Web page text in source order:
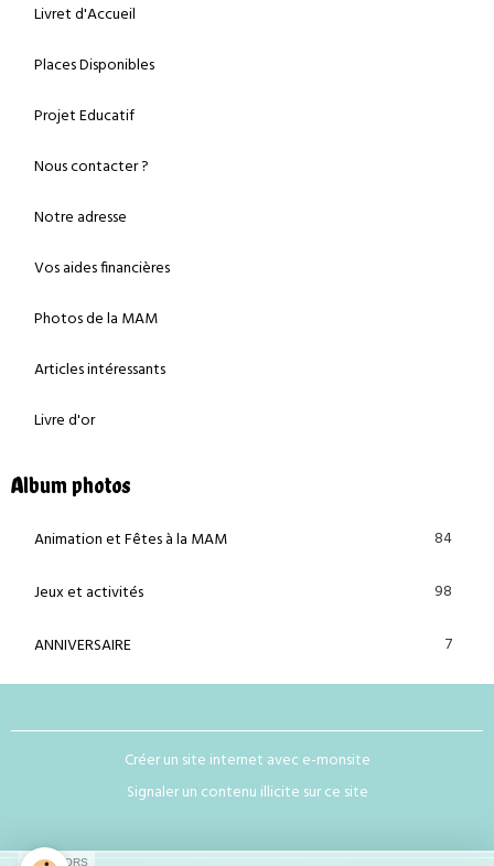
Livret d'Accueil
Places Disponibles
Projet Educatif
Nous contacter ?
Notre adresse
Vos aides financières
Photos de la MAM
Articles intéressants
Livre d'or
Album photos
Animation et Fêtes à la MAM 84
Jeux et activités 98
ANNIVERSAIRE 7
Créer un site internet avec e-monsite
Signaler un contenu illicite sur ce site
SPONSORS